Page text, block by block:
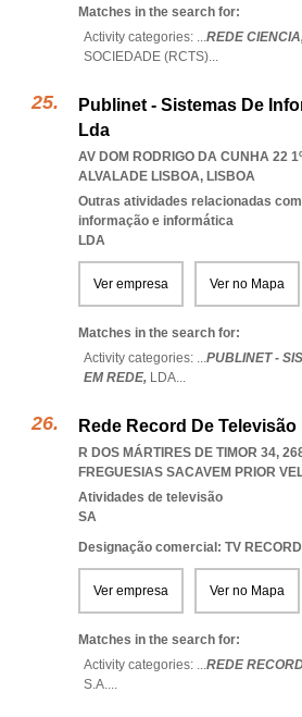
Matches in the search for:
Activity categories: ...REDE
SOCIEDADE (RCTS)...
Publinet - Sistemas De
Lda
AV DOM RODRIGO DA CUNHA 22
ALVALADE LISBOA, LISBOA
Outras atividades relacionadas
informação e informática
LDA
Ver empresa Ver no Mapa
Matches in the search for:
Activity categories: ...PUBLINET -
EM REDE, LDA...
Rede Record De Televisão
R DOS MÁRTIRES DE TIMOR 34,
FREGUESIAS SACAVEM PRIOR
Atividades de televisão
SA
Designação comercial: TV
Ver empresa Ver no Mapa
Matches in the search for:
Activity categories: ...REDE
S.A....